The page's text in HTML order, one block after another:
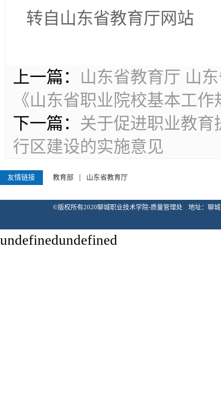
转自山东省教育厅网站
上一篇： 山东省教育厅 山
《山东省职业院校基本工
下一篇： 关于促进职业教
行区建设的实施意见
友情链接 教育部 山东省教育厅
©版权所有2020聊城职业技术学院-质量管理处 地址：聊城市花
undefinedundefined